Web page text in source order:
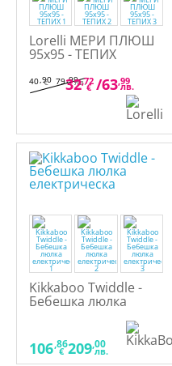
Lorelli МЕРИ ПЛЮШ
95x95 - ТЕПИХ
40,90
€ 79,99лв.
32,72
€ /63,99
лв.
Kikkaboo Twiddle -
Бебешка люлка
106,86
€ 209,00
лв.